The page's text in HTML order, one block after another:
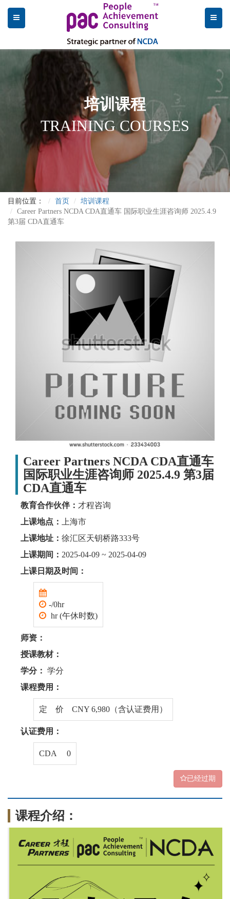
培训课程
TRAINING COURSES
目前位置： 首页
培训课程
Career Partners NCDA CDA直通车 国际职业生涯咨询师 2025.4.9
第3届 CDA直通车
Career Partners NCDA CDA直通车
国际职业生涯咨询师 2025.4.9 第3届
CDA直通车
教育合作伙伴： 才程咨询
上课地点：
上海市
上课地址： 徐汇区天钥桥路333号
上课期间： 2025-04-09 ~ 2025-04-09
上课日期及时间：
-/0hr
hr (午休时数)
师资：
授课教材：
学分： 学分
课程费用：
定 价 CNY 6,980（含认证费用）
认证费用：
CDA 0
已经过期
课程介绍：